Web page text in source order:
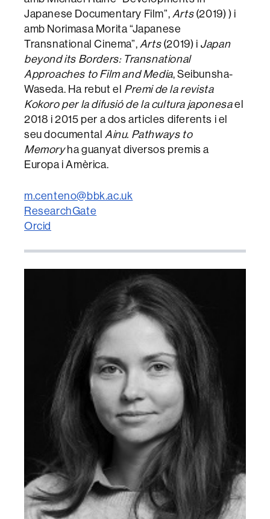
Japanese Documentary Film”,Arts(2019) ) i
amb Norimasa Morita “Japanese
Transnational Cinema”,Arts(2019) i Japan
beyond its Borders: Transnational
Approaches to Film and Media, Seibunsha-
Waseda. Ha rebut el Premi de la revista
Kokoro per la difusió de la cultura japonesael
2018 i 2015 per a dos articles diferents i el
seu documental Ainu. Pathways to
Memoryha guanyat diversos premis a
Europa i Amèrica.
m.centeno@bbk.ac.uk
ResearchGate
Orcid